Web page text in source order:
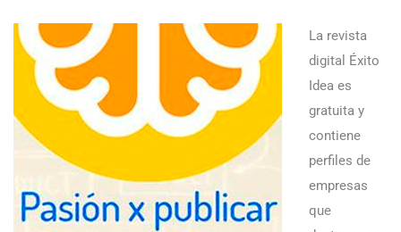
La revista
digital Éxito
Idea es
gratuita y
contiene
perfiles de
empresas
que